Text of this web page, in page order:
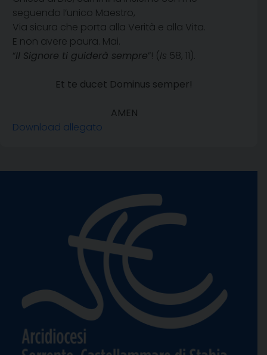
seguendo l’unico Maestro,
Via sicura che porta alla Verità e alla Vita.
E non avere paura. Mai.
“Il Signore ti guiderà sempre”! (Is 58, 11).
Et te ducet Dominus semper!
AMEN
Download allegato